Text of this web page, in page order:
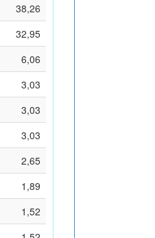
38,26
32,95
6,06
3,03
3,03
3,03
2,65
1,89
1,52